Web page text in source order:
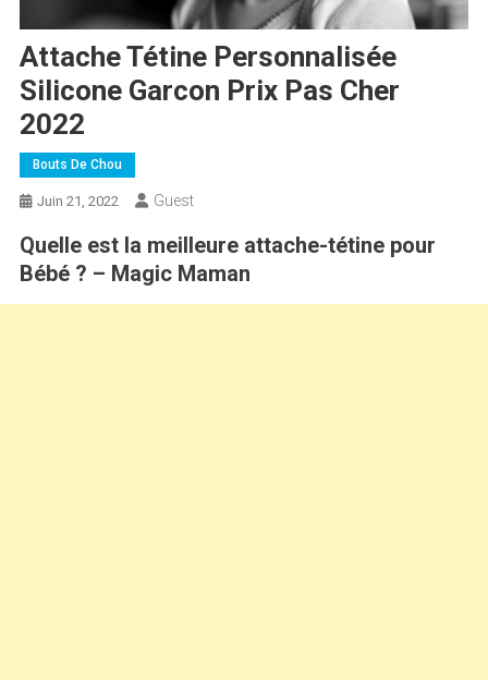
Attache Tétine Personnalisée
Silicone Garcon Prix Pas Cher
2022
Bouts De Chou
Juin 21, 2022 Guest
Quelle est la meilleure attache-tétine pour
Bébé ? – Magic Maman